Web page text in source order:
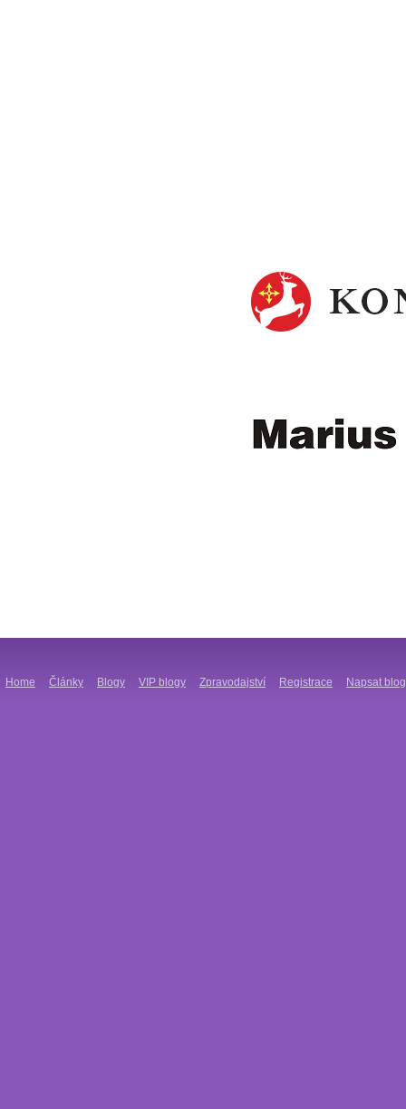
Home Články Blogy VIP blogy Zpravodajství Registrace Napsat blog